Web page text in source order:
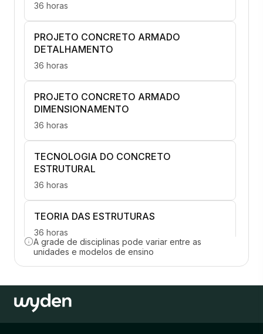
36 horas
PROJETO CONCRETO ARMADO
DETALHAMENTO
36 horas
PROJETO CONCRETO ARMADO
DIMENSIONAMENTO
36 horas
TECNOLOGIA DO CONCRETO
ESTRUTURAL
36 horas
TEORIA DAS ESTRUTURAS
36 horas
CONCEPÇÃO ESTRUTURAL E
36 horas
MECANICA DOS SOLOS
A grade de disciplinas pode variar entre as
unidades e modelos de ensino